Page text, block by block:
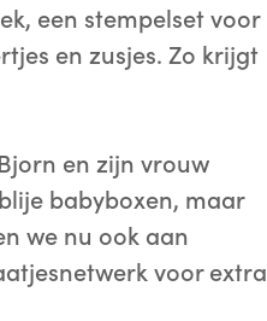
een stempelset voor
en zusjes. Zo krijgt
en zijn vrouw
babyboxen, maar
we nu ook aan
voor extra